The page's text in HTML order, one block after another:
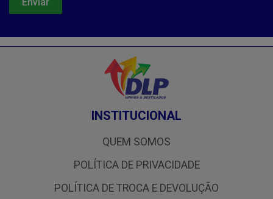
INSTITUCIONAL
QUEM SOMOS
POLÍTICA DE PRIVACIDADE
POLÍTICA DE TROCA E DEVOLUÇÃO